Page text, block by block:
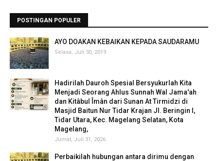
POSTINGAN POPULER
AYO DOAKAN KEBAIKAN KEPADA SAUDARAMU
Selasa, Juli 30, 2019
Hadirilah Dauroh Spesial Bersyukurlah Kita
Menjadi Seorang Ahlus Sunnah Wal Jama'ah
dan Kitâbul Îmân dari Sunan At Tirmidzi di
Masjid Baitun Nur Tidar Krajan Jl. Beringin I,
Tidar Utara, Kec. Magelang Selatan, Kota
Magelang,
Jumat, Juli 31, 2026
Perbaikilah hubungan antara dirimu dengan